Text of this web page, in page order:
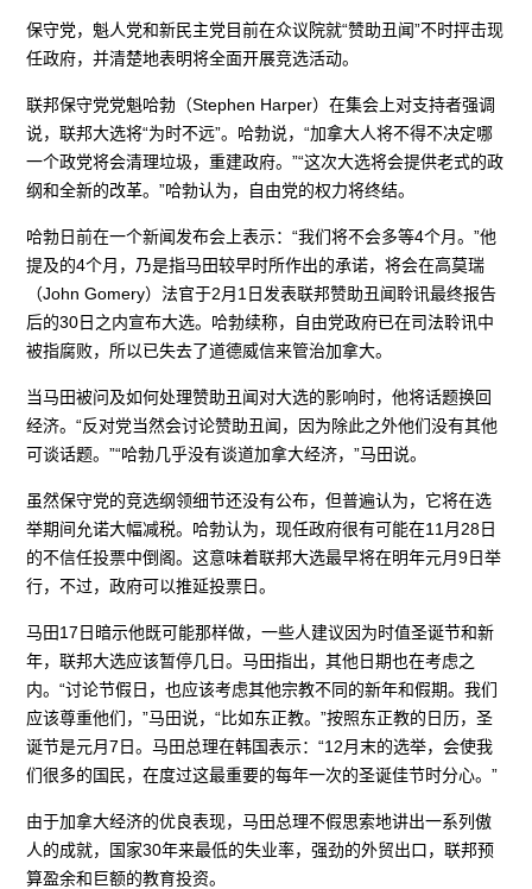
保守党，魁人党和新民主党目前在众议院就“赞助丑闻”不时抨击现
任政府，并清楚地表明将全面开展竞选活动。
联邦保守党党魁哈勃（Stephen Harper）在集会上对支持者强调
说，联邦大选将“为时不远”。哈勃说，“加拿大人将不得不决定哪
一个政党将会清理垃圾，重建政府。”“这次大选将会提供老式的政
纲和全新的改革。”哈勃认为，自由党的权力将终结。
哈勃日前在一个新闻发布会上表示：“我们将不会多等4个月。”他
提及的4个月，乃是指马田较早时所作出的承诺，将会在高莫瑞
（John Gomery）法官于2月1日发表联邦赞助丑闻聆讯最终报告
后的30日之内宣布大选。哈勃续称，自由党政府已在司法聆讯中
被指腐败，所以已失去了道德威信来管治加拿大。
当马田被问及如何处理赞助丑闻对大选的影响时，他将话题换回
经济。“反对党当然会讨论赞助丑闻，因为除此之外他们没有其他
可谈话题。”“哈勃几乎没有谈道加拿大经济，”马田说。
虽然保守党的竞选纲领细节还没有公布，但普遍认为，它将在选
举期间允诺大幅减税。哈勃认为，现任政府很有可能在11月28日
的不信任投票中倒阁。这意味着联邦大选最早将在明年元月9日举
行，不过，政府可以推延投票日。
马田17日暗示他既可能那样做，一些人建议因为时值圣诞节和新
年，联邦大选应该暂停几日。马田指出，其他日期也在考虑之
内。“讨论节假日，也应该考虑其他宗教不同的新年和假期。我们
应该尊重他们，”马田说，“比如东正教。”按照东正教的日历，圣
诞节是元月7日。马田总理在韩国表示：“12月末的选举，会使我
们很多的国民，在度过这最重要的每年一次的圣诞佳节时分心。”
由于加拿大经济的优良表现，马田总理不假思索地讲出一系列傲
人的成就，国家30年来最低的失业率，强劲的外贸出口，联邦预
算盈余和巨额的教育投资。